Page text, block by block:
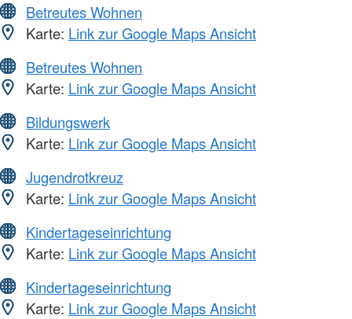
Betreutes Wohnen
Karte: Link zur Google Maps Ansicht
Betreutes Wohnen
Karte: Link zur Google Maps Ansicht
Bildungswerk
Karte: Link zur Google Maps Ansicht
Jugendrotkreuz
Karte: Link zur Google Maps Ansicht
Kindertageseinrichtung
Karte: Link zur Google Maps Ansicht
Kindertageseinrichtung
Karte: Link zur Google Maps Ansicht